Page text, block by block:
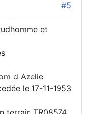
#5
et
d Azelie
le 17-11-1953